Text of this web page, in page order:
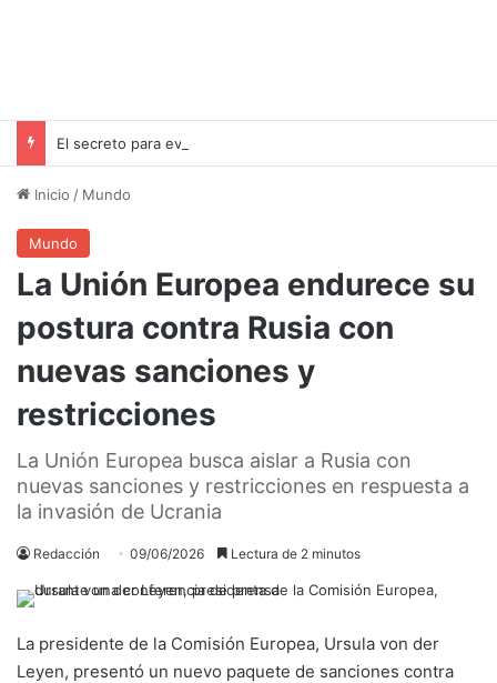
Inicio / Mundo
Mundo
La Unión Europea endurece su
postura contra Rusia con
nuevas sanciones y
restricciones
La Unión Europea busca aislar a Rusia con
nuevas sanciones y restricciones en respuesta a
la invasión de Ucrania
Redacción 09/06/2026 Lectura de 2 minutos
La presidente de la Comisión Europea, Ursula von der
Leyen, presentó un nuevo paquete de sanciones contra